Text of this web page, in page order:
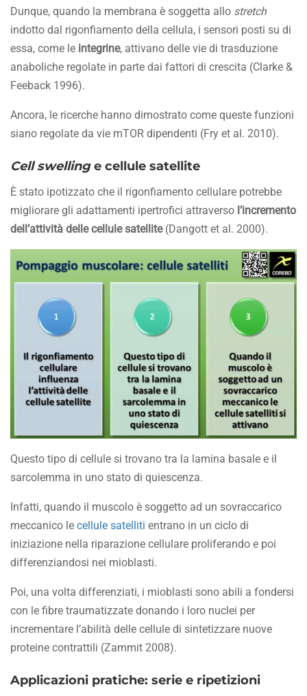
Dunque, quando la membrana è soggetta allo stretch
indotto dal rigonfiamento della cellula, i sensori posti su di
essa, come le integrine, attivano delle vie di trasduzione
anaboliche regolate in parte dai fattori di crescita (Clarke &
Feeback 1996).
Ancora, le ricerche hanno dimostrato come queste funzioni
siano regolate da vie mTOR dipendenti (Fry et al. 2010).
Cell swellinge cellule satellite
È stato ipotizzato che il rigonfiamento cellulare potrebbe
migliorare gli adattamenti ipertrofici attraverso l’incremento
dell’attività delle cellule satellite(Dangott et al. 2000).
Questo tipo di cellule si trovano tra la lamina basale e il
sarcolemma in uno stato di quiescenza.
Infatti, quando il muscolo è soggetto ad un sovraccarico
meccanico le cellule satelliti entrano in un ciclo di
iniziazione nella riparazione cellulare proliferando e poi
differenziandosi nei mioblasti.
Poi, una volta differenziati, i mioblasti sono abili a fondersi
con le fibre traumatizzate donando i loro nuclei per
incrementare l’abilità delle cellule di sintetizzare nuove
proteine contrattili (Zammit 2008).
Applicazioni pratiche: serie e ripetizioni